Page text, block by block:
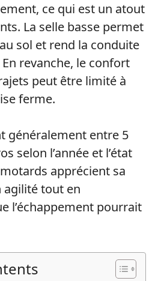
ce qui est un atout
La selle basse permet
sol et rend la conduite
revanche, le confort
peut être limité à
ferme.
généralement entre 5
selon l’année et l’état
apprécient sa
agilité tout en
l’échappement pourrait